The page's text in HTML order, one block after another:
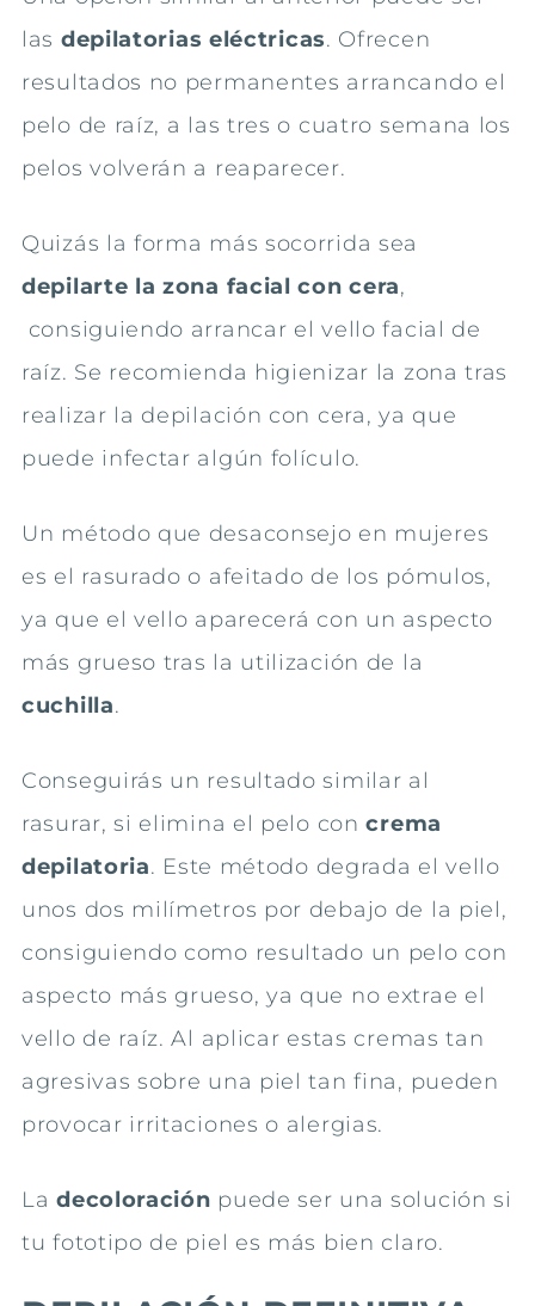
las depilatorias eléctricas. Ofrecen
resultados no permanentes arrancando el
pelo de raíz, a las tres o cuatro semana los
pelos volverán a reaparecer.
Quizás la forma más socorrida sea
depilarte la zona facial con cera,
consiguiendo arrancar el vello facial de
raíz. Se recomienda higienizar la zona tras
realizar la depilación con cera, ya que
puede infectar algún folículo.
Un método que desaconsejo en mujeres
es el rasurado o afeitado de los pómulos,
ya que el vello aparecerá con un aspecto
más grueso tras la utilización de la
cuchilla.
Conseguirás un resultado similar al
rasurar, si elimina el pelo concrema
depilatoria. Este método degrada el vello
unos dos milímetros por debajo de la piel,
consiguiendo como resultado un pelo con
aspecto más grueso, ya que no extrae el
vello de raíz. Al aplicar estas cremas tan
agresivas sobre una piel tan fina, pueden
provocar irritaciones o alergias.
La decoloración puede ser una solución si
tu fototipo de piel es más bien claro.